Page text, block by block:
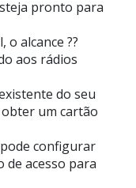
pronto para
o alcance ??
aos rádios
do seu
um cartão
configurar
acesso para